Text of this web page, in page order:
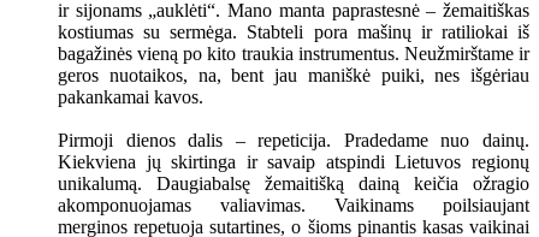
ir sijonams „auklėti“. Mano manta paprastesnė – žemaitiškas
kostiumas su sermėga. Stabteli pora mašinų ir ratiliokai iš
bagažinės vieną po kito traukia instrumentus. Neužmirštame ir
geros nuotaikos, na, bent jau maniškė puiki, nes išgėriau
pakankamai kavos.
Pirmoji dienos dalis – repeticija. Pradedame nuo dainų.
Kiekviena jų skirtinga ir savaip atspindi Lietuvos regionų
unikalumą. Daugiabalsę žemaitišką dainą keičia ožragio
akomponuojamas valiavimas. Vaikinams poilsiaujant
merginos repetuoja sutartines, o šioms pinantis kasas vaikinai